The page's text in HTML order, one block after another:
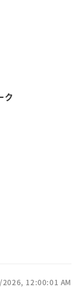
ク
12:00:01 AM